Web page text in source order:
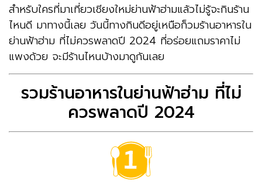
สำหรับใครที่มาเที่ยวเชียงใหม่ย่านฟ้าฮ่ามแล้วไม่รู้จะกินร้าน
ไหนดี มาทางนี้เลย วันนี้ทางกินดีอยู่เหนือก็วมร้านอาหารใน
ย่านฟ้าฮ่าม ที่ไม่ควรพลาดปี 2024 ที่อร่อยแถมราคาไม่
แพงด้วย จะมีร้านไหนบ้างมาดูกันเลย
รวมร้านอาหารในย่านฟ้าฮ่าม ที่ไม่
ควรพลาดปี 2024